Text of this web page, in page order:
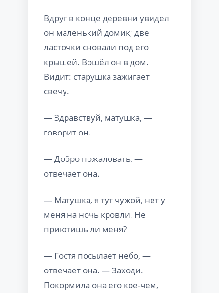
Вдруг в конце деревни увидел
он маленький домик; две
ласточки сновали под его
крышей. Вошёл он в дом.
Видит: старушка зажигает
свечу.
— Здравствуй, матушка, —
говорит он.
— Добро пожаловать, —
отвечает она.
— Матушка, я тут чужой, нет у
меня на ночь кровли. Не
приютишь ли меня?
— Гостя посылает небо, —
отвечает она. — Заходи.
Покормила она его кое-чем,